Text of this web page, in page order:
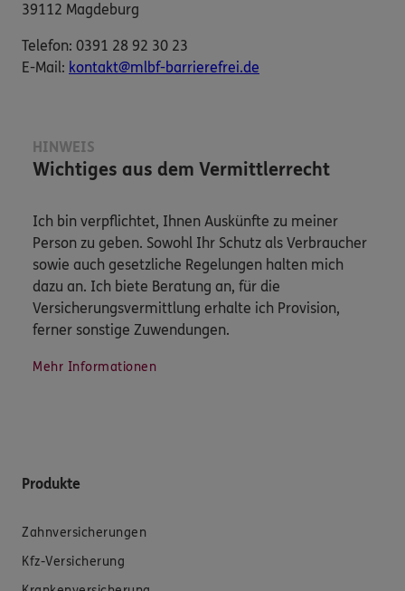
39112 Magdeburg
Telefon: 0391 28 92 30 23
E-​Mail: kontakt@mlbf-barrierefrei.de
HINWEIS
Wichtiges aus dem Vermittlerrecht
Ich bin verpflichtet, Ihnen Auskünfte zu meiner
Person zu geben. Sowohl Ihr Schutz als Verbraucher
sowie auch gesetzliche Regelungen halten mich
dazu an. Ich biete Beratung an, für die
Versicherungsvermittlung erhalte ich Provision,
ferner sonstige Zuwendungen.
Mehr Informationen
Produkte
Zahnversicherungen
Kfz-Versicherung